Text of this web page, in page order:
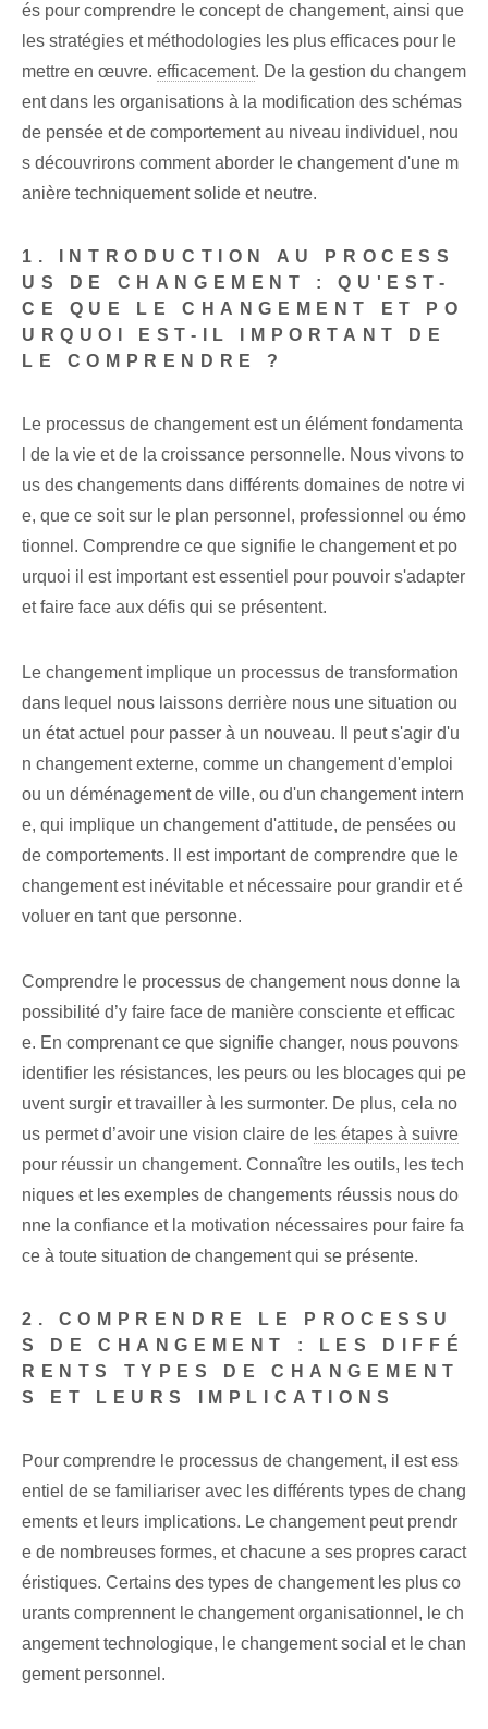
és pour comprendre le concept de changement, ainsi que
les stratégies et méthodologies les plus efficaces pour le
mettre en œuvre. efficacement. De la gestion du changem
ent dans les organisations à la modification des schémas
de pensée et de comportement au niveau individuel, nou
s découvrirons comment aborder le changement d'une m
anière techniquement solide et neutre.
1. INTRODUCTION AU PROCESS
US DE CHANGEMENT : QU'EST-
CE QUE LE CHANGEMENT ET PO
URQUOI EST-IL IMPORTANT DE
LE COMPRENDRE ?
Le processus de changement est un élément fondamenta
l de la vie et de la croissance personnelle. Nous vivons to
us des changements dans différents domaines de notre vi
e, que ce soit sur le plan personnel, professionnel ou émo
tionnel. Comprendre ce que signifie le changement et po
urquoi il est important est essentiel pour pouvoir s'adapter
et faire face aux défis qui se présentent.
Le changement implique un processus de transformation
dans lequel nous laissons derrière nous une situation ou
un état actuel pour passer à un nouveau. Il peut s'agir d'u
n changement externe, comme un changement d'emploi
ou un déménagement de ville, ou d'un changement intern
e, qui implique un changement d'attitude, de pensées ou
de comportements. Il est important de comprendre que le
changement est inévitable et nécessaire pour grandir et é
voluer en tant que personne.
Comprendre le processus de changement nous donne la
possibilité d’y faire face de manière consciente et efficac
e. En comprenant ce que signifie changer, nous pouvons
identifier les résistances, les peurs ou les blocages qui pe
uvent surgir et travailler à les surmonter. De plus, cela no
us permet d’avoir une vision claire de les étapes à suivre
pour réussir un changement. Connaître les outils, les tech
niques et les exemples de changements réussis nous do
nne la confiance et la motivation nécessaires pour faire fa
ce à toute situation de changement qui se présente.
2. COMPRENDRE LE PROCESSU
S DE CHANGEMENT : LES DIFFÉ
RENTS TYPES DE CHANGEMENT
S ET LEURS IMPLICATIONS
Pour comprendre le processus de changement, il est ess
entiel de se familiariser avec les différents types de chang
ements et leurs implications. Le changement peut prendr
e de nombreuses formes, et chacune a ses propres caract
éristiques. Certains des types de changement les plus co
urants comprennent le changement organisationnel, le ch
angement technologique, le changement social et le chan
gement personnel.